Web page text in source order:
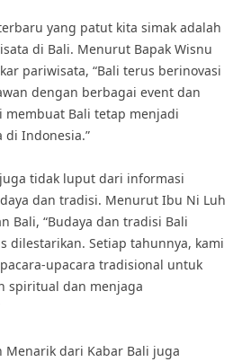
yang patut kita simak adalah
di Bali. Menurut Bapak Wisnu
pariwisata, “Bali terus berinovasi
dengan berbagai event dan
membuat Bali tetap menjadi
Indonesia.”
tidak luput dari informasi
dan tradisi. Menurut Ibu Ni Luh
Bali, “Budaya dan tradisi Bali
dilestarikan. Setiap tahunnya, kami
upacara tradisional untuk
spiritual dan menjaga
Menarik dari Kabar Bali juga